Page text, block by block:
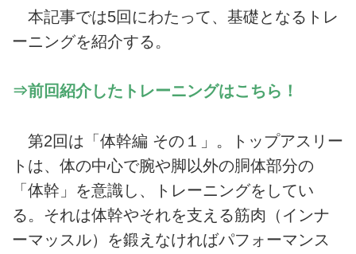
本記事では5回にわたって、基礎となるトレ
ーニングを紹介する。
⇒前回紹介したトレーニングはこちら！
第2回は「体幹編 その１」。トップアスリー
トは、体の中心で腕や脚以外の胴体部分の
「体幹」を意識し、トレーニングをしてい
る。それは体幹やそれを支える筋肉（インナ
ーマッスル）を鍛えなければパフォーマンス